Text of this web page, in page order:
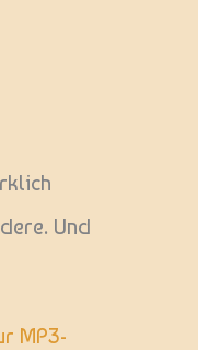
Und
MP3-